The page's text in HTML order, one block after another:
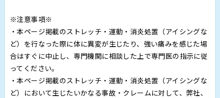
※注意事項※
・本ページ掲載のストレッチ・運動・消炎処置（アイシングな
ど）を行なった際に体に異変が生じたり、強い痛みを感じた場
合はすぐに中止し、専門機関に相談した上で専門医の指示に従
ってください。
・本ページ掲載のストレッチ・運動・消炎処置（アイシングな
ど）において生じたいかなる事故・クレームに対して、弊社、